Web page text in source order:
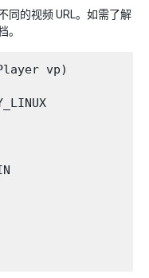
同的视频 URL。如需了解
。
vp)